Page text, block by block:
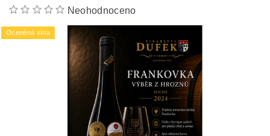
Neohodnoceno
Oceněná vína